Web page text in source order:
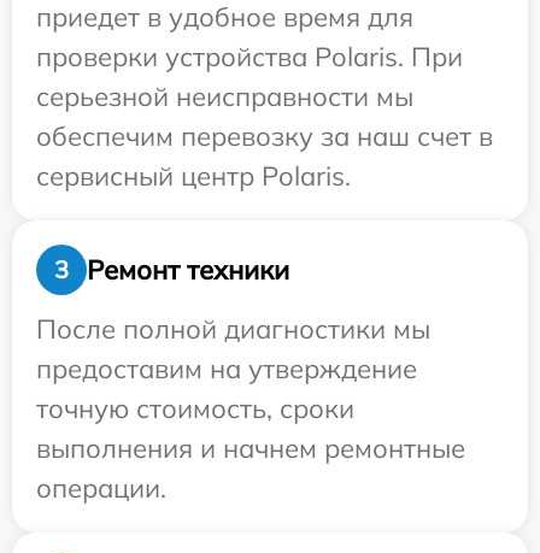
приедет в удобное время для
проверки устройства Polaris. При
серьезной неисправности мы
обеспечим перевозку за наш счет в
сервисный центр Polaris.
3
Ремонт техники
После полной диагностики мы
предоставим на утверждение
точную стоимость, сроки
выполнения и начнем ремонтные
операции.